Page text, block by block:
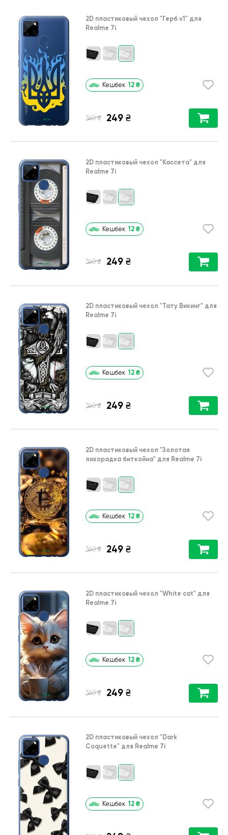
2D пластиковый чехол "Герб v1" для
Realme 7i
Кешбек 12 ₴
360 ₴ 249 ₴
2D пластиковый чехол "Кассета" для
Realme 7i
Кешбек 12 ₴
360 ₴ 249 ₴
2D пластиковый чехол "Тату Викинг" для
Realme 7i
Кешбек 12 ₴
360 ₴ 249 ₴
2D пластиковый чехол "Золотая
лихорадка биткойна" для Realme 7i
Кешбек 12 ₴
360 ₴ 249 ₴
2D пластиковый чехол "White cat" для
Realme 7i
Кешбек 12 ₴
360 ₴ 249 ₴
2D пластиковый чехол "Dark
Coquette" для Realme 7i
Кешбек 12 ₴